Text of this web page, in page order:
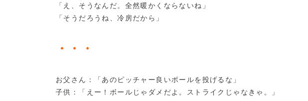
「え、そうなんだ。全然暖かくならないね」
「そうだろうね、冷房だから」
・・・
お父さん：「あのピッチャー良いボールを投げるな」
子供：「えー！ボールじゃダメだよ。ストライクじゃなきゃ。」